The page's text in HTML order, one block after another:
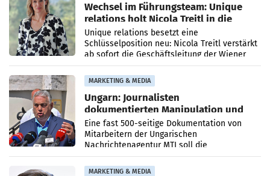
Wechsel im Führungsteam: Unique
relations holt Nicola Treitl in die
Geschäftsleitung
Unique relations besetzt eine
Schlüsselposition neu: Nicola Treitl verstärkt
ab sofort die Geschäftsleitung der Wiener
PR-Agentur an der Seite von Josef Kalina und
Anna Kalina-Mahr.
MARKETING & MEDIA
Ungarn: Journalisten
dokumentierten Manipulation und
Zensur
Eine fast 500-seitige Dokumentation von
Mitarbeitern der Ungarischen
Nachrichtenagentur MTI soll die
systematische Nachrichten-Manipulation und
Zensur bei der Agentur während der Zeit
MARKETING & MEDIA